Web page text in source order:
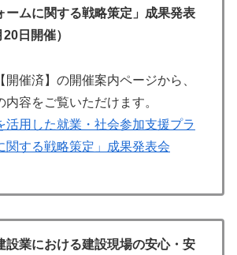
ームに関する戦略策定」成果発表
日開催）
開催済】の開催案内ページから、
容をご覧いただけます。
活用した就業・社会参加支援プラ
関する戦略策定」成果発表会
設業における建設現場の安心・安